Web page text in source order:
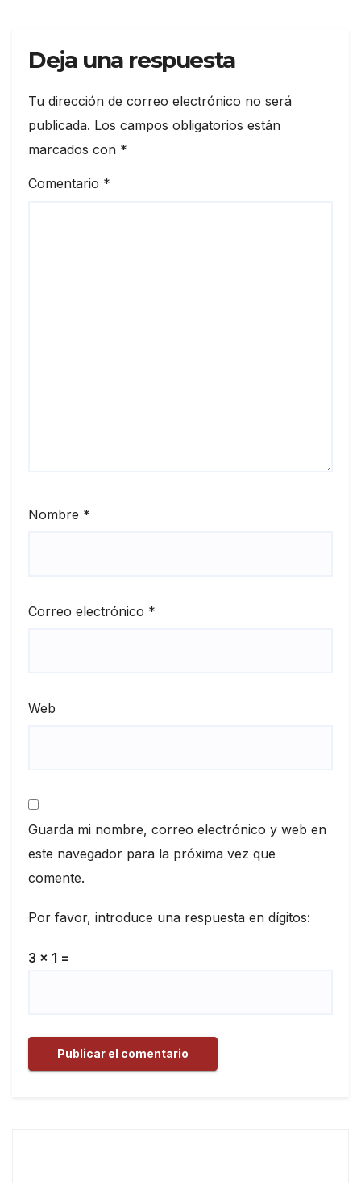
Deja una respuesta
Tu dirección de correo electrónico no será
publicada. Los campos obligatorios están
marcados con *
Comentario *
Nombre *
Correo electrónico *
Web
Guarda mi nombre, correo electrónico y web en
este navegador para la próxima vez que
comente.
Por favor, introduce una respuesta en dígitos:
3 × 1 =